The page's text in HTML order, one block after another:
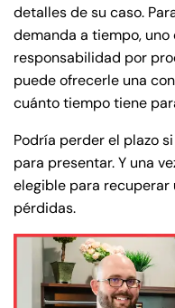
detalles de su caso.
demanda a tiempo,
responsabilidad por
puede ofrecerle una
cuánto tiempo tiene
Podría perder el plazo
para presentar. Y una
elegible para recuperar
pérdidas.